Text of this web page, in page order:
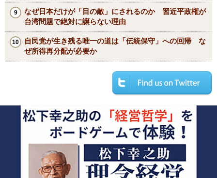
なぜ日本だけが「目の敵」にされるのか 習近平政権が
台湾問題で絶対に譲らない理由
自民党が生き残る唯一の道は「伝統保守」への回帰 な
ぜ所得再分配が必要か